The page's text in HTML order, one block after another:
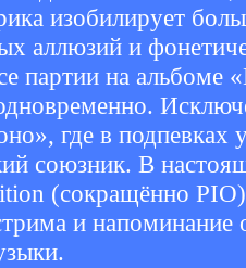
изобилирует
аллюзий и
партии на альбоме
где в подпевках
союзник. В
(сокращённо
и напоминание